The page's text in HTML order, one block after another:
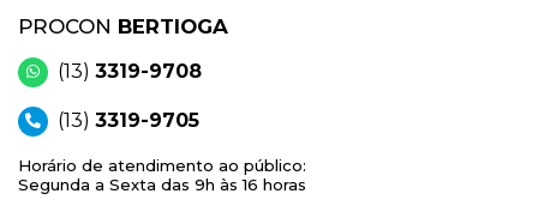
PROCON BERTIOGA
(13) 3319-9708
(13) 3319-9705
Horário de atendimento ao público:
Segunda a Sexta das 9h às 16 horas